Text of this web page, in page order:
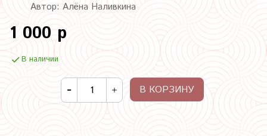
Автор: Алёна Наливкина
1 000 р
В наличии
В КОРЗИНУ